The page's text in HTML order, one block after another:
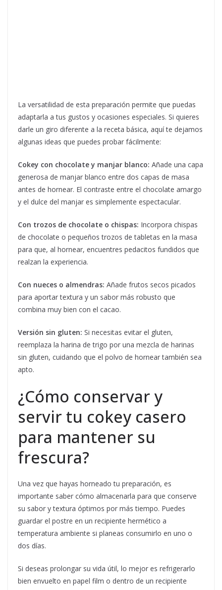
La versatilidad de esta preparación permite que puedas
adaptarla a tus gustos y ocasiones especiales. Si quieres
darle un giro diferente a la receta básica, aquí te dejamos
algunas ideas que puedes probar fácilmente:
Cokey con chocolate y manjar blanco: Añade una capa
generosa de manjar blanco entre dos capas de masa
antes de hornear. El contraste entre el chocolate amargo
y el dulce del manjar es simplemente espectacular.
Con trozos de chocolate o chispas: Incorpora chispas
de chocolate o pequeños trozos de tabletas en la masa
para que, al hornear, encuentres pedacitos fundidos que
realzan la experiencia.
Con nueces o almendras: Añade frutos secos picados
para aportar textura y un sabor más robusto que
combina muy bien con el cacao.
Versión sin gluten: Si necesitas evitar el gluten,
reemplaza la harina de trigo por una mezcla de harinas
sin gluten, cuidando que el polvo de hornear también sea
apto.
¿Cómo conservar y
servir tu cokey casero
para mantener su
frescura?
Una vez que hayas horneado tu preparación, es
importante saber cómo almacenarla para que conserve
su sabor y textura óptimos por más tiempo. Puedes
guardar el postre en un recipiente hermético a
temperatura ambiente si planeas consumirlo en uno o
dos días.
Si deseas prolongar su vida útil, lo mejor es refrigerarlo
bien envuelto en papel film o dentro de un recipiente